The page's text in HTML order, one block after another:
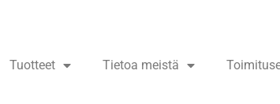
Tuotteet Tietoa meistä